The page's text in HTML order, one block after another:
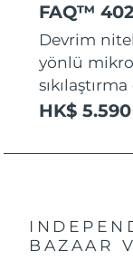
FAQ™ 402
Devrim
yönlü mikro
sıkılaştırma
HK$ 5.590
BAZAAR